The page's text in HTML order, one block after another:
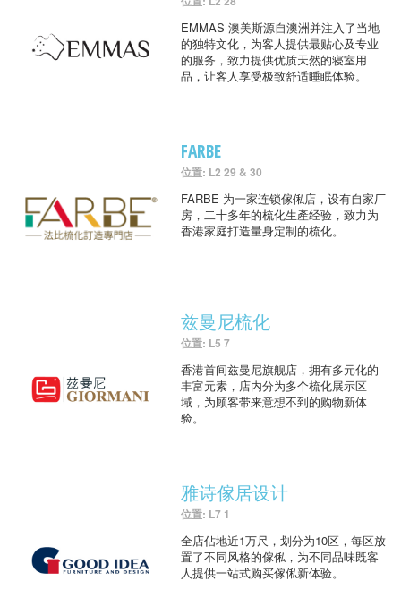
EMMAS 澳美斯源自澳洲并注入了当地
的独特文化，为客人提供最贴心及专业
的服务，致力提供优质天然的寝室用
品，让客人享受极致舒适睡眠体验。
FARBE
位置: L2 29 & 30
FARBE 为一家连锁傢俬店，设有自家厂
房，二十多年的梳化生產经验，致力为
香港家庭打造量身定制的梳化。
兹曼尼梳化
位置: L5 7
香港首间兹曼尼旗舰店，拥有多元化的
丰富元素，店内分为多个梳化展示区
域，为顾客带来意想不到的购物新体
验。
雅诗傢居设计
位置: L7 1
全店佔地近1万尺，划分为10区，每区放
置了不同风格的傢俬，为不同品味既客
人提供一站式购买傢俬新体验。